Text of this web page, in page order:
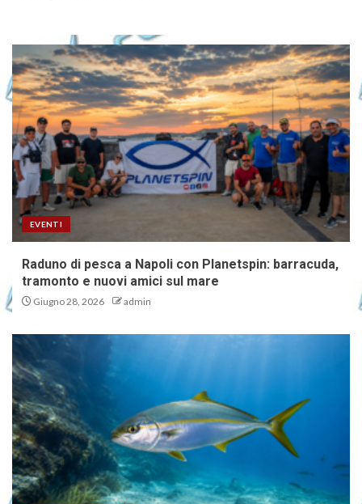
EVENTI
Raduno di pesca a Napoli con Planetspin: barracuda,
tramonto e nuovi amici sul mare
Giugno 28, 2026 admin